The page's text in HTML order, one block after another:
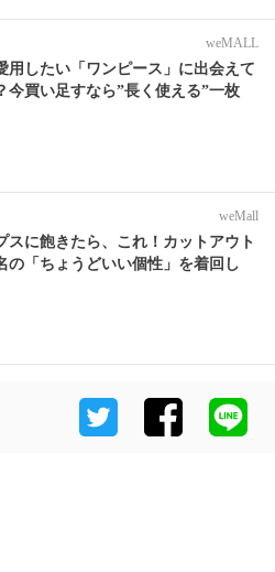
weMALL
用したい「ワンピース」に出会えて
今買い足すなら”長く使える”一枚
weMall
スに飽きたら、これ！カットアウト
の「ちょうどいい個性」を着回し